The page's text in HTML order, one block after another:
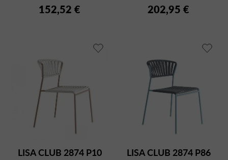
152,52 € 202,95 €
LISA CLUB 2874 P10 LISA CLUB 2874 P86